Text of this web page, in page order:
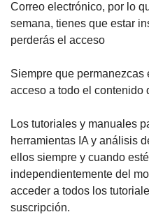
Correo electrónico, por lo
semana, tienes que estar
perderás el acceso
Siempre que permanezcas
acceso a todo el contenido
Los tutoriales y manuales
herramientas IA y análisis
ellos siempre y cuando
independientemente del
acceder a todos los
suscripción.